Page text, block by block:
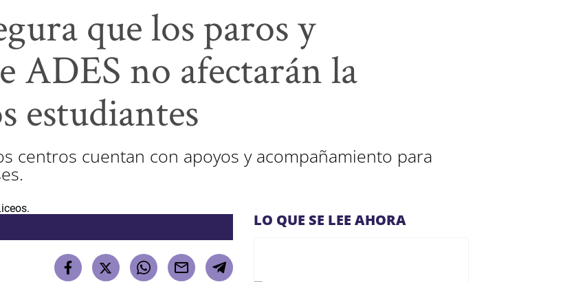
que los paros y
ADES no afectarán la
estudiantes
centros cuentan con apoyos y acompañamiento para
LO QUE SE LEE AHORA